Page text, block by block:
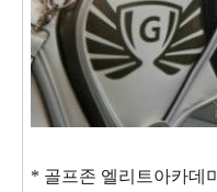
* 골프존 엘리트아카데미